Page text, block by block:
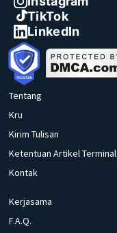
TikTok
LinkedIn
Tentang
Kru
Kirim Tulisan
Ketentuan Artikel Terminal
Kontak
Kerjasama
F.A.Q.